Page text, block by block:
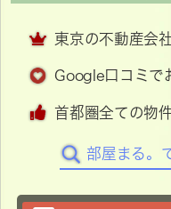
東京の不動産会
Google口コミで
首都圏全ての物
部屋まる。